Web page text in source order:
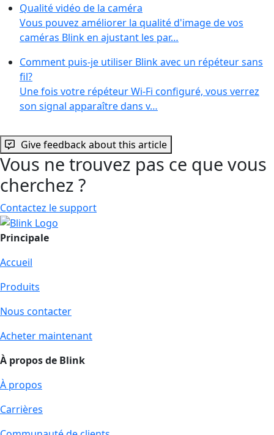
Qualité vidéo de la caméra
Vous pouvez améliorer la qualité d'image de vos
caméras Blink en ajustant les par…
Comment puis-je utiliser Blink avec un répéteur sans
fil?
Une fois votre répéteur Wi-Fi configuré, vous verrez
son signal apparaître dans v…
Give feedback about this article
Vous ne trouvez pas ce que vous
cherchez ?
Contactez le support
Principale
Accueil
Produits
Nous contacter
Acheter maintenant
À propos de Blink
À propos
Carrières